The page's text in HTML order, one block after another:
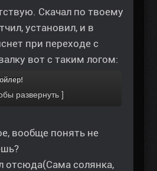
Скачал по твоему
установил, и в
при переходе с
вот с таким логом:
вообще понять не
отсюда(Сама солянка,